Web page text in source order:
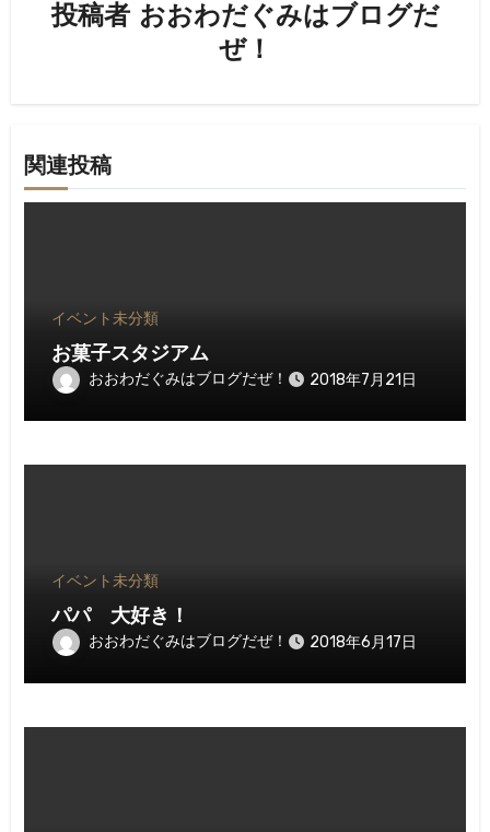
ョ
投稿者 おおわだぐみはブログだ
ぜ！
関連投稿
イベント未分類
お菓子スタジアム
おおわだぐみはブログだぜ！ 2018年7月21日
イベント未分類
パパ 大好き！
おおわだぐみはブログだぜ！ 2018年6月17日